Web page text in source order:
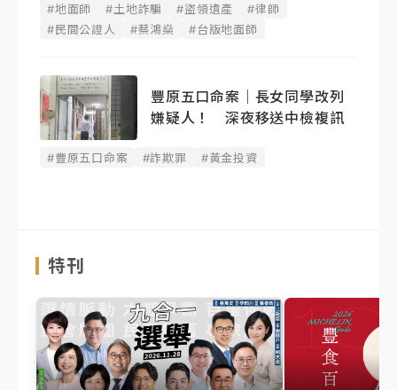
#地面師 #土地詐騙 #盜領遺產
#律師
#民間公證人
#蔡鴻燊 #台版地面師
豐原五口命案｜長女同學改列
嫌疑人！ 深夜移送中檢複訊
#豐原五口命案 #詐欺罪 #黃金投資
特刊